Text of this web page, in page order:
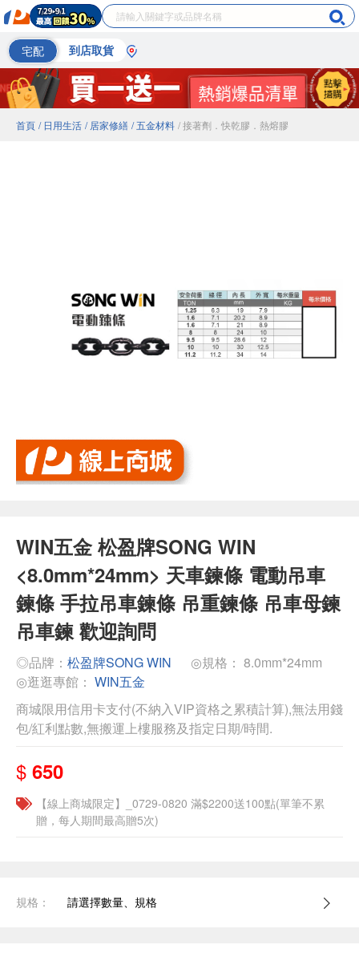
宅配 到店取貨
首頁 / 日用生活 / 居家修繕 / 五金材料 / 接著劑．快乾膠．熱熔膠
WIN五金 松盈牌SONG WIN
<8.0mm*24mm> 天車鍊條 電動吊車
鍊條 手拉吊車鍊條 吊重鍊條 吊車母鍊
吊車鍊 歡迎詢問
◎品牌： 松盈牌SONG WIN
◎規格： 8.0mm*24mm
◎逛逛專館： WIN五金
商城限用信用卡支付(不納入VIP資格之累積計算),無法用錢
包/紅利點數,無搬運上樓服務及指定日期/時間.
$ 650
【線上商城限定】_0729-0820 滿$2200送100點(單筆不累
贈，每人期間最高贈5次)
規格： 請選擇數量、規格